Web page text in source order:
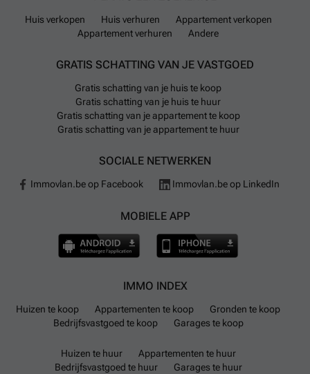
Huis verkopen Huis verhuren
Appartement verkopen
Appartement verhuren
Andere
GRATIS SCHATTING VAN JE VASTGOED
Gratis schatting van je huis te koop
Gratis schatting van je huis te huur
Gratis schatting van je appartement te koop
Gratis schatting van je appartement te huur
SOCIALE NETWERKEN
Immovlan.be op Facebook Immovlan.be op LinkedIn
MOBIELE APP
IMMO INDEX
Huizen te koop Appartementen te koop
Gronden te koop
Bedrijfsvastgoed te koop
Garages te koop
Huizen te huur
Appartementen te huur
Bedrijfsvastgoed te huur
Garages te huur